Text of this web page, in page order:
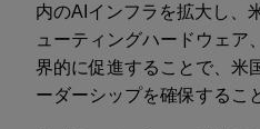
内のAIインフラを拡大し、
ューティングハードウェア
界的に促進することで、米
ーダーシップを確保するこ